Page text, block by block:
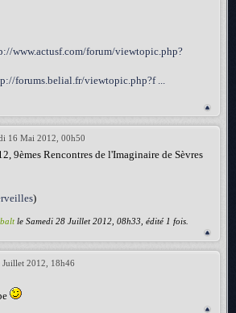
www.actusf.com/forum/viewtopic.php?
forums.belial.fr/viewtopic.php?f ...
16 Mai 2012, 00h50
9èmes Rencontres de l'Imaginaire de Sèvres
)
le Samedi 28 Juillet 2012, 08h33, édité 1 fois.
2012, 18h46